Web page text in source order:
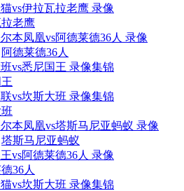
vs伊拉瓦拉老鹰 录像
老鹰
本凤凰vs阿德莱德36人 录像
阿德莱德36人
vs悉尼国王 录像集锦
vs坎斯大班 录像集锦
本凤凰vs塔斯马尼亚蚂蚁 录像
塔斯马尼亚蚂蚁
vs阿德莱德36人 录像
36人
vs坎斯大班 录像集锦